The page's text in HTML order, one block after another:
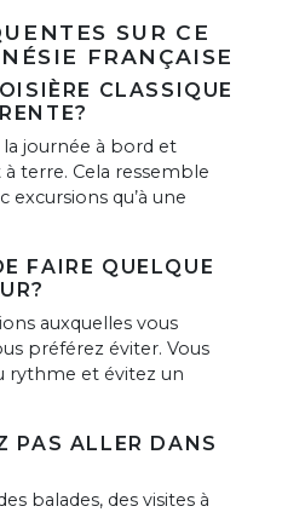
SUR CE
FRANÇAISE
CLASSIQUE
journée à bord et
terre. Cela ressemble
excursions qu’à une
FAIRE QUELQUE
auxquelles vous
préférez éviter. Vous
rythme et évitez un
PAS ALLER DANS
balades, des visites à